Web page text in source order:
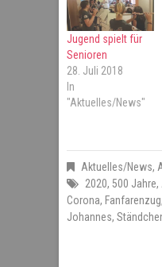
Jugend spielt für
Senioren
28. Juli 2018
In
"Aktuelles/News"
Aktuelles/News,
2020, 500 Jahre,
Corona, Fanfarenzug
Johannes,